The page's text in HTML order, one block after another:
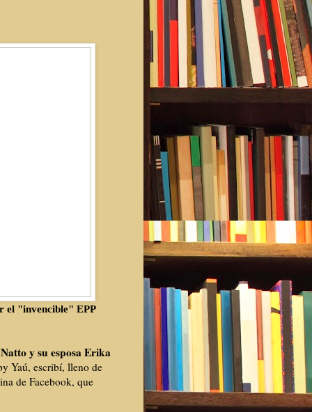
el "invencible" EPP
y su esposa Erika
Yaú, escribí, lleno de
de Facebook, que